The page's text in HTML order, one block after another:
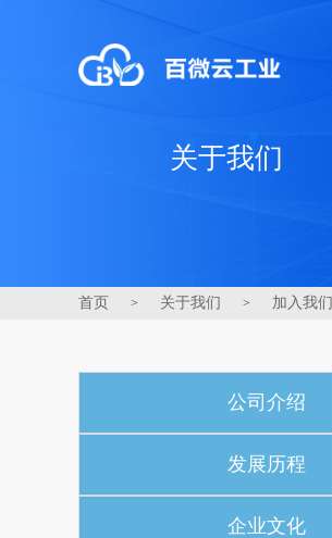
关于我们
首页 > 关于我们 > 加入我们
公司介绍
发展历程
企业文化